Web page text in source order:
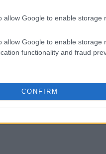
allow Google to enable storage
allow Google to enable storage
functionality and fraud
CONFIRM
μηνιαίο επίδομα
οι δυο γονείς
σούπερ μάρκετ.
περίπου 150 λίρες